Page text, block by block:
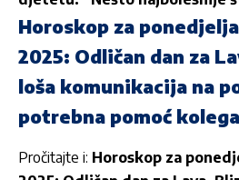
Horoskop za
2025: Odličan dan za
loša komunikacija na
potrebna pomoć
Pročitajte i: Horoskop za